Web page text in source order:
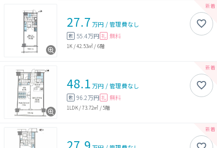
27.7 万円 /管理費なし
敷 55.4万円 礼 無料
1K /42.53㎡ / 6階
48.1 万円 /管理費なし
敷 96.2万円 礼 無料
1LDK/73.72㎡ /5階
27.9